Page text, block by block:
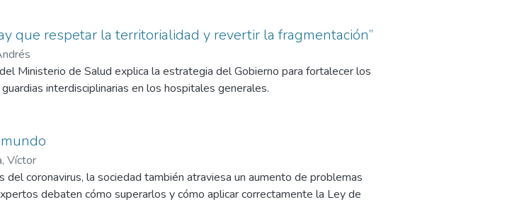
que respetar la territorialidad y revertir la fragmentación”
Ministerio de Salud explica la estrategia del Gobierno para fortalecer los
interdisciplinarias en los hospitales generales.
Víctor
del coronavirus, la sociedad también atraviesa un aumento de problemas
debaten cómo superarlos y cómo aplicar correctamente la Ley de